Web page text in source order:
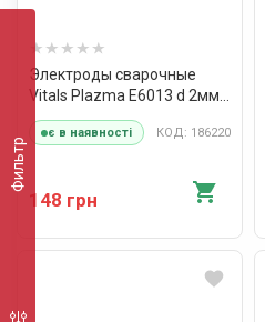
Фильтр
Электроды сварочные
Vitals Plazma E6013 d 2мм,
X 1кг
є в наявності КОД: 186220
148 грн